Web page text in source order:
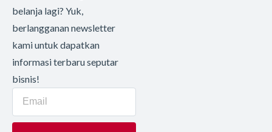
belanja lagi? Yuk,
berlangganan newsletter
kami untuk dapatkan
informasi terbaru seputar
bisnis!